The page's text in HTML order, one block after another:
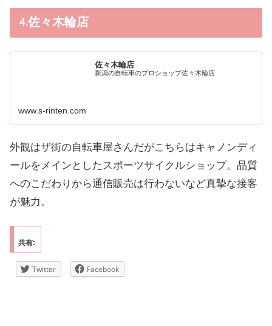
4.佐々木輪店
佐々木輪店
新潟の自転車のプロショップ佐々木輪店
www.s-rinten.com
外観はザ街の自転車屋さんだがこちらはキャノンディ
ールをメインとしたスポーツサイクルショップ。品質
へのこだわりから通信販売は行わないなど真摯な接客
が魅力。
共有:
Twitter Facebook